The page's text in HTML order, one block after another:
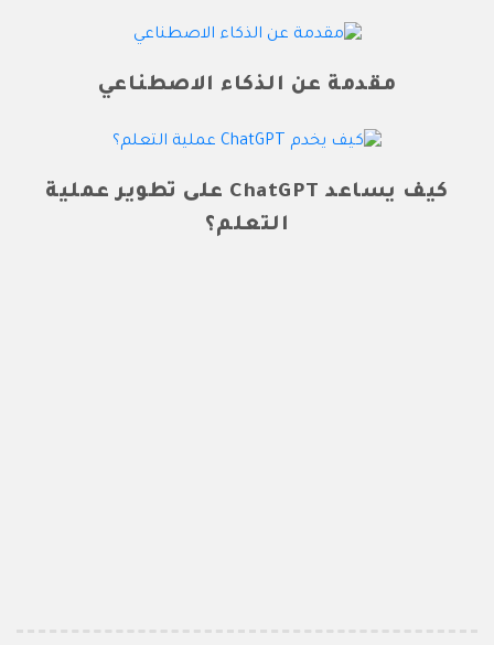
مقدمة عن الذكاء الاصطناعي
كيف يساعد ChatGPT على تطوير عملية
التعلم؟